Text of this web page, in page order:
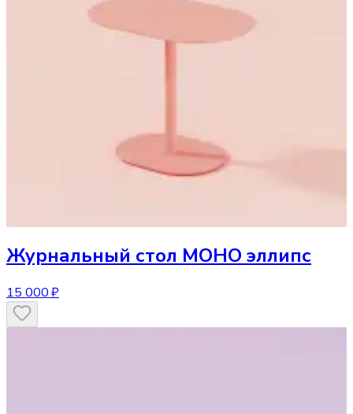
Журнальный стол МОНО эллипс
15 000 ₽